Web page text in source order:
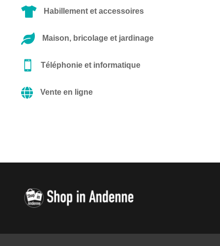
 Habillement et accessoires
 Maison, bricolage et jardinage
 Téléphonie et informatique
 Vente en ligne